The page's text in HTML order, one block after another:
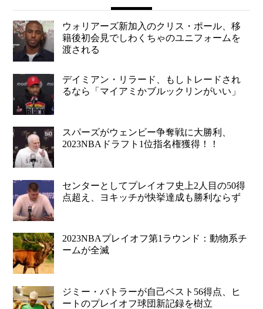
ウォリアーズ新加入のクリス・ポール、移
籍後初会見でしわくちゃのユニフォームを
渡される
デイミアン・リラード、もしトレードされ
るなら「マイアミかブルックリンがいい」
スパーズがウェンビー争奪戦に大勝利、
2023NBAドラフト1位指名権獲得！！
センターとしてプレイオフ史上2人目の50得
点超え、ヨキッチが快挙達成も勝利ならず
2023NBAプレイオフ第1ラウンド：動物系チ
ームが全滅
ジミー・バトラーが自己ベスト56得点、ヒ
ートのプレイオフ球団新記録を樹立